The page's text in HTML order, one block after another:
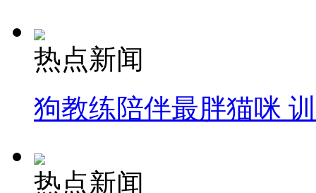
热点新闻
狗教练陪伴最胖猫咪
热点新闻